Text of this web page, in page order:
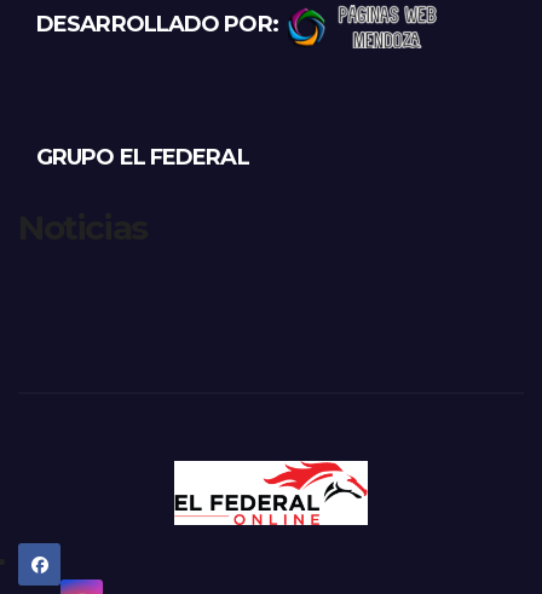
DESARROLLADO POR:
GRUPO EL FEDERAL